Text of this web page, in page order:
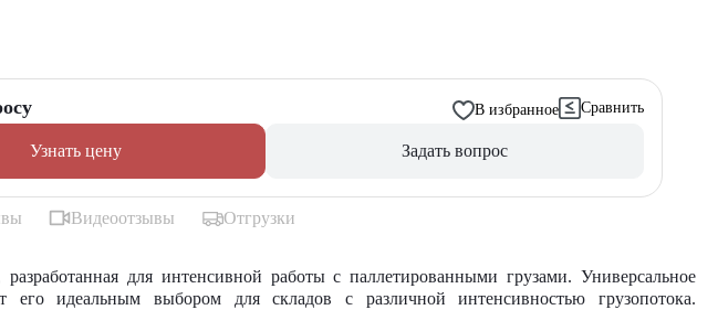
В избранное Сравнить
Узнать цену Задать вопрос
Видеоотзывы Отгрузки
для интенсивной работы с паллетированными грузами. Универсальное
его идеальным выбором для складов с различной интенсивностью грузопотока.